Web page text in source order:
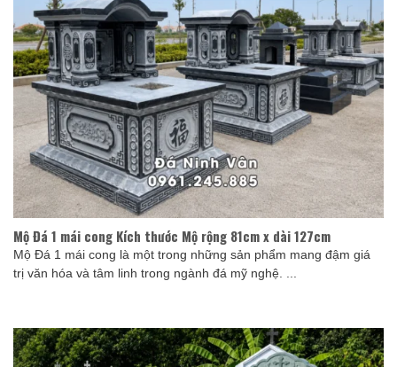
Mộ Đá 1 mái cong Kích thước Mộ rộng 81cm x dài 127cm
Mộ Đá 1 mái cong là một trong những sản phẩm mang đậm giá
trị văn hóa và tâm linh trong ngành đá mỹ nghệ. ...